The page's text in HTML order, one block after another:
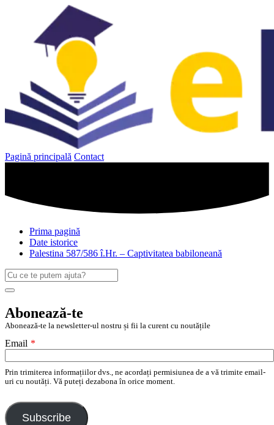
Pagină principală Contact
Prima pagină
Date istorice
Palestina 587/586 î.Hr. – Captivitatea babiloneană
Caută
după:
Search
Abonează-te
Abonează-te la newsletter-ul nostru și fii la curent cu noutățile
Email *
Prin trimiterea informațiilor dvs., ne acordați permisiunea de a vă trimite email-
uri cu noutăți. Vă puteți dezabona în orice moment.
Subscribe